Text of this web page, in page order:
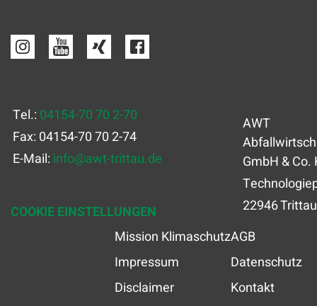
Tel.: 04154-70 70 2-70
Fax: 04154-70 70 2-74
E-Mail: info@awt-trittau.de
COOKIE EINSTELLUNGEN
AWT
GmbH & Co.
22946 Trittau
Mission Klimaschutz
Impressum
Disclaimer
AGB
Datenschutz
Kontakt